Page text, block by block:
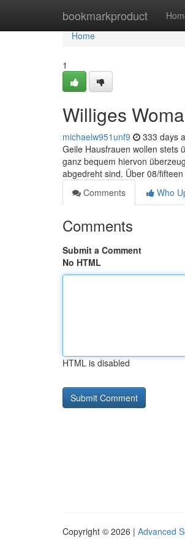
bookmarkproduct
Home
Home
1
Williges
michaelw951unf9 333 days
Geile Hausfrauen wollen stets
ganz bequem hiervon
abgedreht sind. Über 08/
Comments
Who
Comments
Submit a Comment
No HTML
HTML is disabled
Copyright © 2026 | Advanced